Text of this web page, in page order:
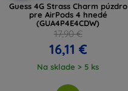
Guess 4G Strass Charm púzdro
pre AirPods 4 hnedé
(GUA4P4E4CDW)
17,90 €
16,11 €
Na sklade > 5 ks